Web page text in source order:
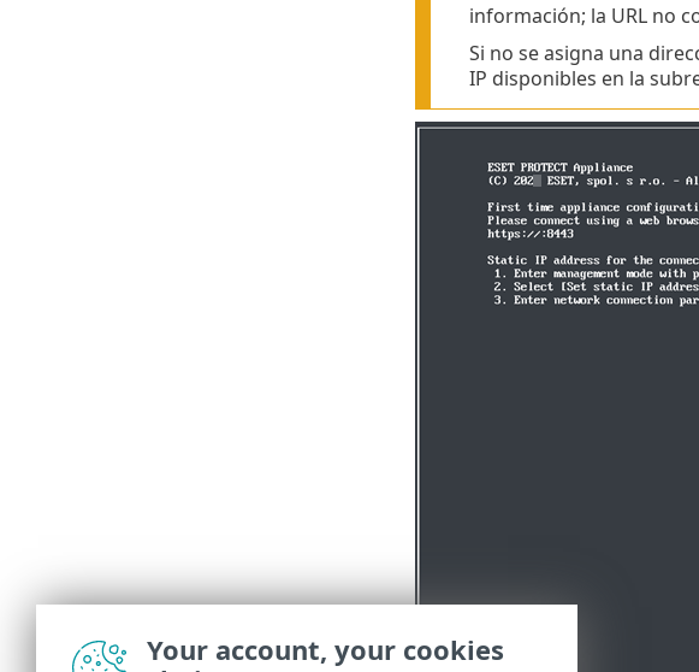
información; la URL no
Si no se asigna una
IP disponibles en la
Your account, your cookies